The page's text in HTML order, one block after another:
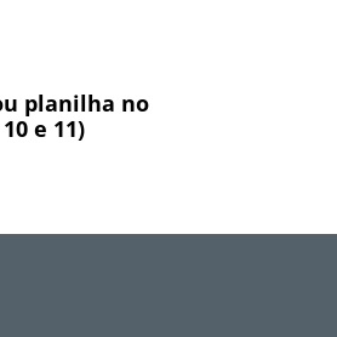
planilha no
e 11)